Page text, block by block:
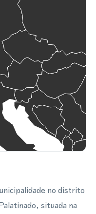
no distrito
situada na